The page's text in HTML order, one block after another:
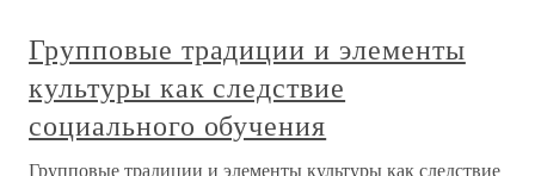
Групповые традиции и элементы
культуры как следствие
социального обучения
Групповые традиции и элементы культуры как следствие